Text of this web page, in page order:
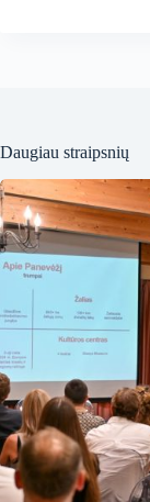
Daugiau straipsnių